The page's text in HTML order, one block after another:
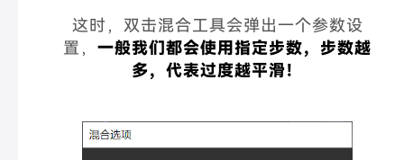
这时，双击混合工具会弹出一个参数设
置， 一般我们都会使用指定步数，步数越
多，代表过度越平滑！